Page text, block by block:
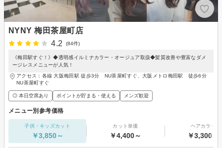
NYNY 梅田茶屋町店
4.2
(84件)
《梅田駅すぐ！》◆透明感イルミナカラー・オージュア取扱◆髪質改善や豊富なダメ
ージレスメニューが人気！
アクセス：各線 大阪梅田駅 徒歩3分 NU茶屋町すぐ、大阪メトロ梅田駅 徒歩6分
NU茶屋町すぐ
◎ 本日空席あり ポイントが貯まる・使える メンズ歓迎
メニュー別参考価格
子供・キッズカット
￥3,850～
カット単価
￥4,400～
ヘアカラー
￥3,300～